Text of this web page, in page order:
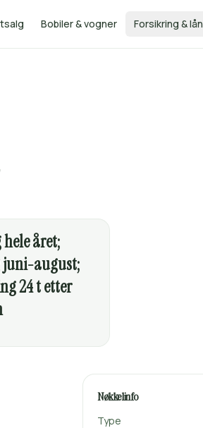
Bobiler & vogner Forsikring & lån
året;
juni-august;
24 t etter
Nøkkelinfo
Type